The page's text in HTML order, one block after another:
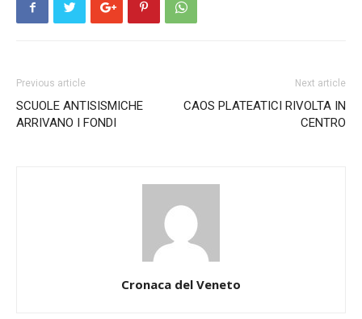
Previous article
SCUOLE ANTISISMICHE
ARRIVANO I FONDI
Next article
CAOS PLATEATICI RIVOLTA IN
CENTRO
Cronaca del Veneto